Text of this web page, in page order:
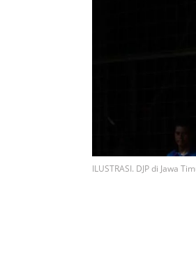
ILUSTRASI. DJP di Jawa